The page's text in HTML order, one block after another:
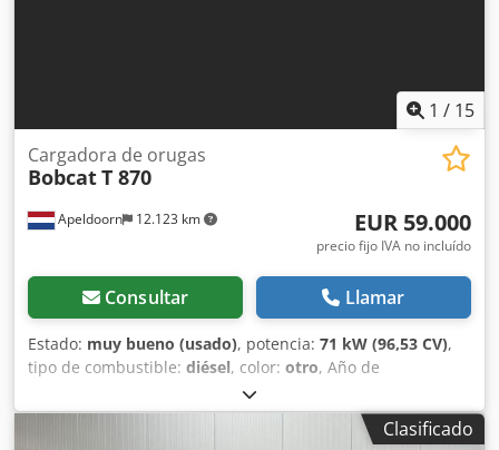
1 / 15
Apeldoorn 12.123 km
Cargadora de orugas
BobcatT 870
EUR 59.000
precio fijo IVA no incluído
Consultar Llamar
Estado: muy bueno (usado), potencia: 71 kW (96,53 CV),
tipo de combustible: diésel, color: otro, Año de
, horas de funcionamiento:
Equipamiento:aire acondicionado, Año de fabricación:
2021 Peso en vacío: 5.863 kg Dimensiones (L x A x H): 390 x
Clasificado